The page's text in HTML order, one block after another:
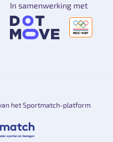
In samenwerking met
het Sportmatch-platform